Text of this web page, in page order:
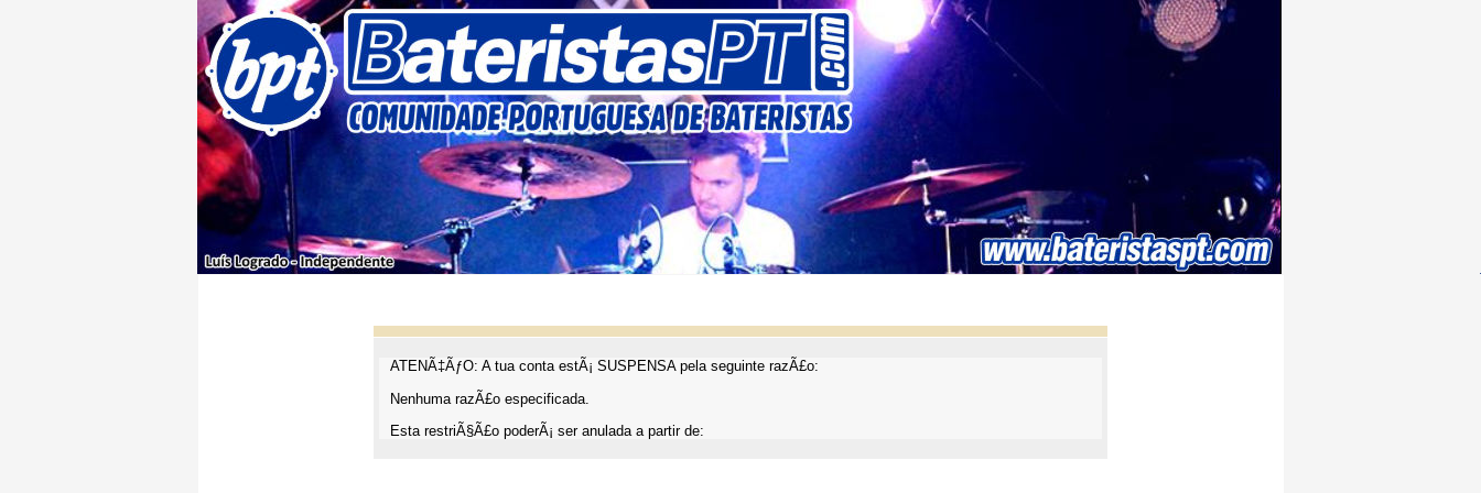
ATENÃ‡ÃƒO: A tua conta estÃ¡ SUSPENSA pela seguinte razÃ£o:
Nenhuma razÃ£o especificada.
Esta restriÃ§Ã£o poderÃ¡ ser anulada a partir de: